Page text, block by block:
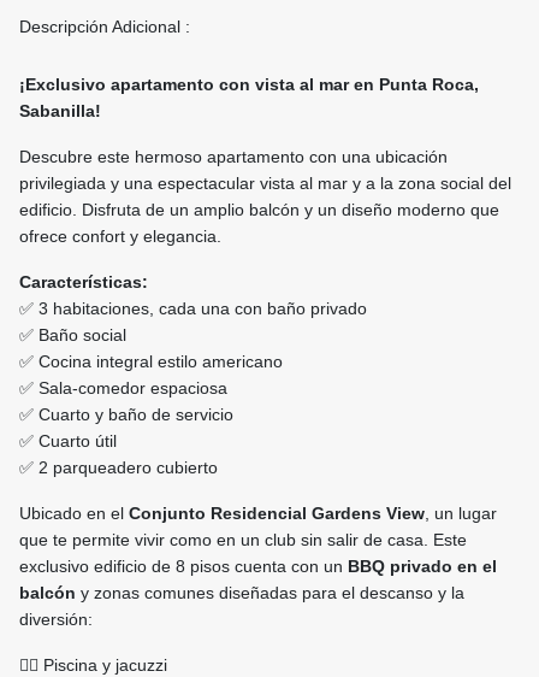
Descripción Adicional :
¡Exclusivo apartamento con vista al mar en Punta Roca,
Sabanilla!
Descubre este hermoso apartamento con una ubicación
privilegiada y una espectacular vista al mar y a la zona social del
edificio. Disfruta de un amplio balcón y un diseño moderno que
ofrece confort y elegancia.
Características:
✅ 3 habitaciones, cada una con baño privado
✅ Baño social
✅ Cocina integral estilo americano
✅ Sala-comedor espaciosa
✅ Cuarto y baño de servicio
✅ Cuarto útil
✅ 2 parqueadero cubierto
Ubicado en el Conjunto Residencial Gardens View , un lugar
que te permite vivir como en un club sin salir de casa. Este
exclusivo edificio de 8 pisos cuenta con un BBQ privado en el
balcón y zonas comunes diseñadas para el descanso y la
diversión:
🏊‍♂️ Piscina y jacuzzi